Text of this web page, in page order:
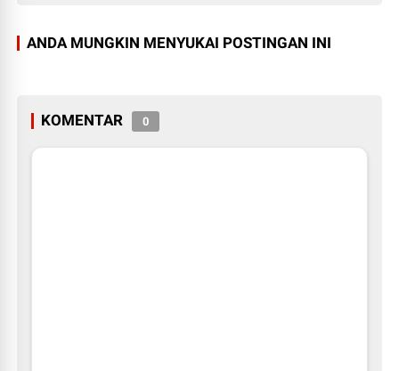
ANDA MUNGKIN MENYUKAI POSTINGAN INI
KOMENTAR 0